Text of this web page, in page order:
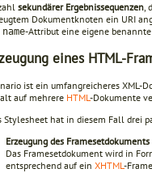
sekundärer Ergebnissequenzen
Dokumentknoten ein URI
name-Attri­but eine eigene
eines HTML-
ist ein umfangreicheres XML-
auf mehrere HTML -Dokumente
Stylesheet hat in diesem Fall drei
Erzeugung des Framesetdokuments
Das Framesetdokument wird in
entsprechend auf ein XHTML -